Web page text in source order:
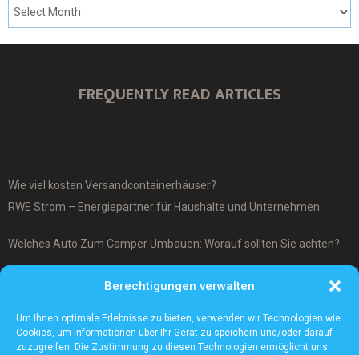
Berechtigungen verwalten
Um Ihnen optimale Erlebnisse zu bieten, verwenden wir Technologien wie
Cookies, um Informationen über Ihr Gerät zu speichern und/oder darauf
zuzugreifen. Die Zustimmung zu diesen Technologien ermöglicht uns
FREQUENTLY READ ARTICLES
Wie viel kosten Versandcontainerhäuser?
RWE Strom – Energiepartner für Haushalte und Unternehmen
Welches Auto Zum Camper Umbauen: Worauf sollten Sie achten?
Was ist ein Cover-Up Tattoo?
Was macht ein Architekturmodellbauer?